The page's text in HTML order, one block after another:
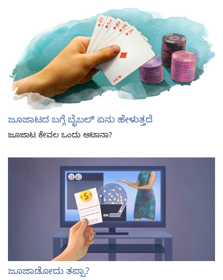
ಜೂಜಾಟದ ಬಗ್ಗೆ ಬೈಬಲ್‌ ಏನು ಹೇಳುತ್ತದೆ
ಜೂಜಾಟ ಕೇವಲ ಒಂದು ಆಟಾನಾ?
ಜೂಜಾಡೋದು ತಪ್ಪಾ?